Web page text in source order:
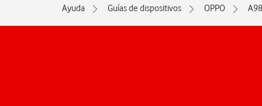
Ayuda Guías de dispositivos OPPO